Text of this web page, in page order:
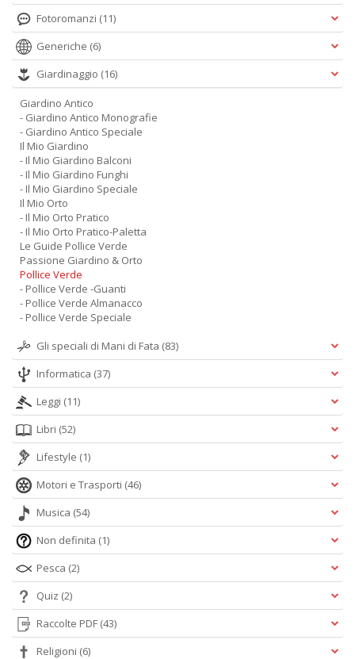
Fotoromanzi (11)
Generiche (6)
Giardinaggio (16)
Giardino Antico
- Giardino Antico Monografie
- Giardino Antico Speciale
Il Mio Giardino
- Il Mio Giardino Balconi
- Il Mio Giardino Funghi
- Il Mio Giardino Speciale
Il Mio Orto
- Il Mio Orto Pratico
- Il Mio Orto Pratico-Paletta
Le Guide Pollice Verde
Passione Giardino & Orto
Pollice Verde
- Pollice Verde -Guanti
- Pollice Verde Almanacco
- Pollice Verde Speciale
Gli speciali di Mani di Fata (83)
Informatica (37)
Leggi (11)
Libri (52)
Lifestyle (1)
Motori e Trasporti (46)
Musica (54)
Non definita (1)
Pesca (2)
Quiz (2)
Raccolte PDF (43)
Religioni (6)